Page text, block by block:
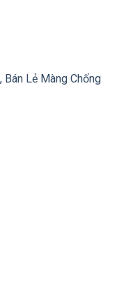
Bán Lẻ Màng Chống